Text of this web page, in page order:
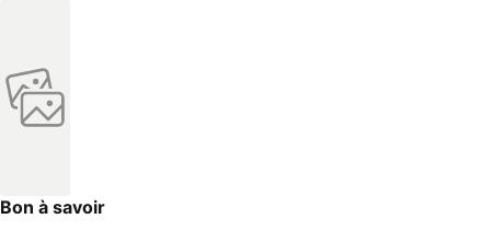
Bon à savoir